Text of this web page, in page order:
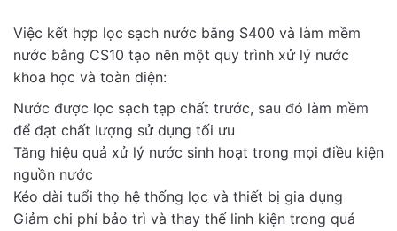
Việc kết hợp lọc sạch nước bằng S400 và làm mềm
nước bằng CS10 tạo nên một quy trình xử lý nước
khoa học và toàn diện:
Nước được lọc sạch tạp chất trước, sau đó làm mềm
để đạt chất lượng sử dụng tối ưu
Tăng hiệu quả xử lý nước sinh hoạt trong mọi điều kiện
nguồn nước
Kéo dài tuổi thọ hệ thống lọc và thiết bị gia dụng
Giảm chi phí bảo trì và thay thế linh kiện trong quá